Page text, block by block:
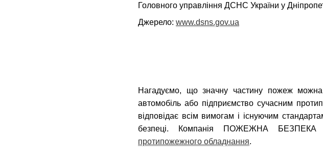
Головного управління ДСНС України у
Джерело: www.dsns.gov.ua
Нагадуємо, що значну частину пожеж
автомобіль або підприємство сучасним
відповідає всім вимогам і існуючим
безпеці. Компанія ПОЖЕЖНА БЕЗПЕКА
протипожежного обладнання.